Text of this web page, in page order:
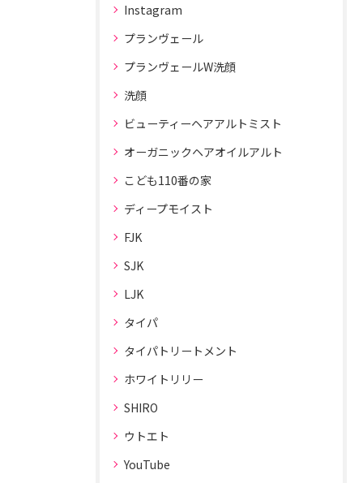
Instagram
プランヴェール
プランヴェールW洗顔
洗顔
ビューティーヘアアルトミスト
オーガニックヘアオイルアルト
こども110番の家
ディープモイスト
FJK
SJK
LJK
タイパ
タイパトリートメント
ホワイトリリー
SHIRO
ウトエト
YouTube